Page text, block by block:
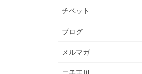
チベット
ブログ
メルマガ